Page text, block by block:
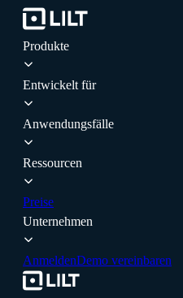
Produkte
Entwickelt für
Anwendungsfälle
Ressourcen
Preise
Unternehmen
AnmeldenDemo vereinbaren